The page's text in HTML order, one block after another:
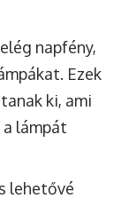
napfény,
Ezek
ki, ami
lámpát
lehetővé